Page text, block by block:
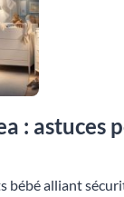
: astuces
bébé alliant